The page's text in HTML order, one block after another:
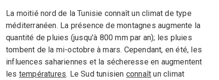
La moitié nord de la Tunisie connaît un climat de type
méditerranéen. La présence de montagnes augmente la
quantité de pluies (jusqu'à 800 mm par an); les pluies
tombent de la mi-octobre à mars. Cependant, en été, les
influences sahariennes et la sécheresse en augmentent
les températures. Le Sud tunisien connaît un climat